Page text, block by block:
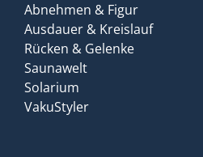
Abnehmen & Figur
Ausdauer & Kreislauf
Rücken & Gelenke
Saunawelt
Solarium
VakuStyler